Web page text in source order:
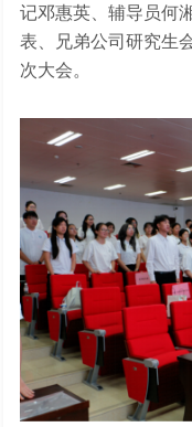
记邓惠英、辅导员何
表、兄弟公司研究生
次大会。